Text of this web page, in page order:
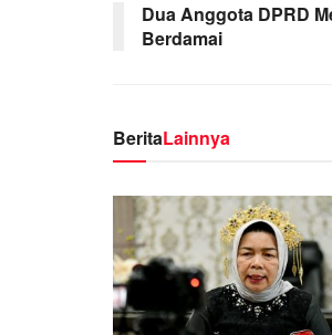
Dua Anggota DPRD
Berdamai
BeritaLainnya